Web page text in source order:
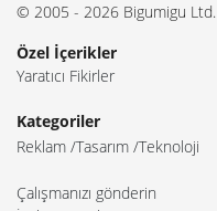
© 2005 - 2026 Bigumigu Ltd.
Özel İçerikler
Yaratıcı Fikirler
Kategoriler
Reklam Tasarım Teknoloji
Çalışmanızı gönderin